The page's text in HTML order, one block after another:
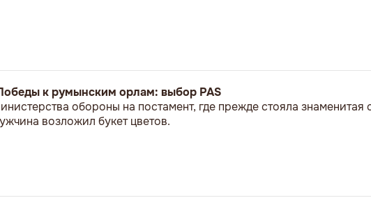
к румынским орлам: выбор PAS
обороны на постамент, где прежде стояла знаменитая
возложил букет цветов.